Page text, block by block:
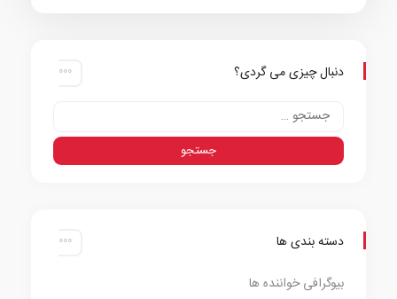
دنبال چیزی می گردی؟
دسته بندی ها
بیوگرافی خواننده ها